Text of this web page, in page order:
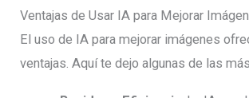
Ventajas de Usar IA para Mejorar
El uso de IA para mejorar imágenes
ventajas. Aquí te dejo algunas de las